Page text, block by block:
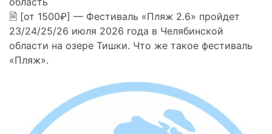
🗎 [от 1500₽] — Фестиваль «Пляж 2.6» пройдет
23/24/25/26 июля 2026 года в Челябинской
области на озере Тишки. Что же такое фестиваль
«Пляж».